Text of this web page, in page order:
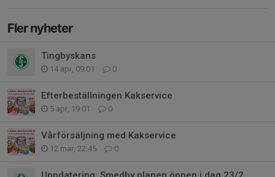
Fler nyheter
Tingbyskans
14 apr, 09:01 0
Efterbeställningen Kakservice
5 apr, 19:01 0
Vårförsäljning med Kakservice
12 mar, 22:45 0